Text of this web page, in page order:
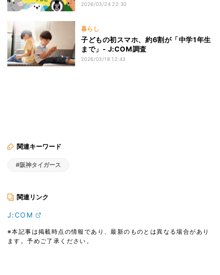
2026/03/24 22:30
暮らし
子どもの初スマホ、約6割が「中学1年生
まで」- J:COM調査
2026/03/18 12:43
関連キーワード
#阪神タイガース
関連リンク
J:COM
※本記事は掲載時点の情報であり、最新のものとは異なる場合があり
ます。予めご了承ください。